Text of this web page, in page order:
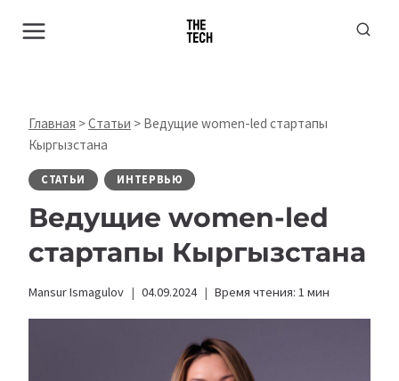
Главная >Статьи > Ведущие women-led стартапы
Кыргызстана
СТАТЬИ ИНТЕРВЬЮ
Ведущие women-led
стартапы Кыргызстана
Mansur Ismagulov 04.09.2024 Время чтения: 1 мин